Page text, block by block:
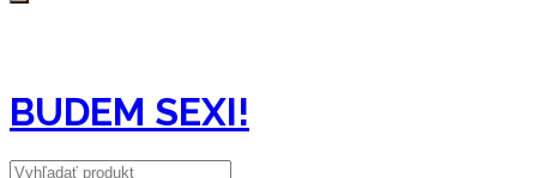
BUDEM SEXI!